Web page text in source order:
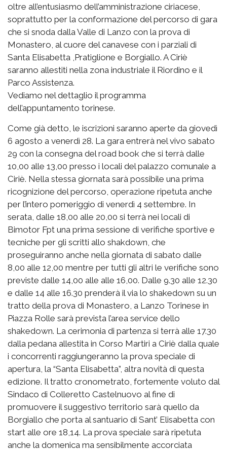
oltre all’entusiasmo dell’amministrazione ciriacese,
soprattutto per la conformazione del percorso di gara
che si snoda dalla Valle di Lanzo con la prova di
Monastero, al cuore del canavese con i parziali di
Santa Elisabetta ,Pratiglione e Borgiallo. A Ciriè
saranno allestiti nella zona industriale il Riordino e il
Parco Assistenza.
Vediamo nel dettaglio il programma
dell’appuntamento torinese.
Come già detto, le iscrizioni saranno aperte da giovedì
6 agosto a venerdì 28. La gara entrerà nel vivo sabato
29 con la consegna del road book che si terrà dalle
10,00 alle 13,00 presso i locali del palazzo comunale a
Ciriè. Nella stessa giornata sarà possibile una prima
ricognizione del percorso, operazione ripetuta anche
per l’intero pomeriggio di venerdì 4 settembre. In
serata, dalle 18,00 alle 20,00 si terrà nei locali di
Bimotor Fpt una prima sessione di verifiche sportive e
tecniche per gli scritti allo shakdown, che
proseguiranno anche nella giornata di sabato dalle
8,00 alle 12,00 mentre per tutti gli altri le verifiche sono
previste dalle 14,00 alle alle 16,00. Dalle 9.30 alle 12.30
e dalle 14 alle 16.30 prenderà il via lo shakedown su un
tratto della prova di Monastero, a Lanzo Torinese in
Piazza Rolle sarà prevista l’area service dello
shakedown. La cerimonia di partenza si terrà alle 17.30
dalla pedana allestita in Corso Martiri a Ciriè dalla quale
i concorrenti raggiungeranno la prova speciale di
apertura, la “Santa Elisabetta”, altra novità di questa
edizione. Il tratto cronometrato, fortemente voluto dal
Sindaco di Colleretto Castelnuovo al fine di
promuovere il suggestivo territorio sarà quello da
Borgiallo che porta al santuario di Sant’ Elisabetta con
start alle ore 18,14. La prova speciale sarà ripetuta
anche la domenica ma sensibilmente accorciata